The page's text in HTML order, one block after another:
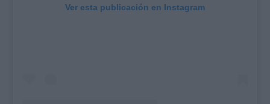
Ver esta publicación en Instagram